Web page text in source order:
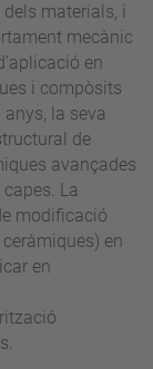
materials, i
mecànic
en
i compòsits
la seva
de
avançades
La
modificació
en
en